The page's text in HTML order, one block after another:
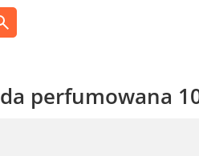
perfumowana